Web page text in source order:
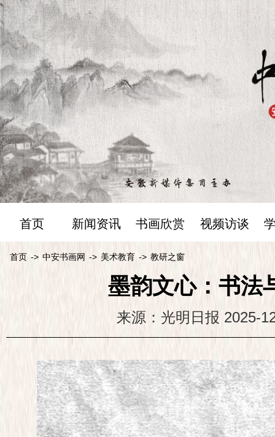
首页 新闻资讯 书画欣赏 视频访谈
首页 -> 中安书画网 -> 美术教育 -> 教研之窗
墨韵文心：书法
来源：光明日报 2025-